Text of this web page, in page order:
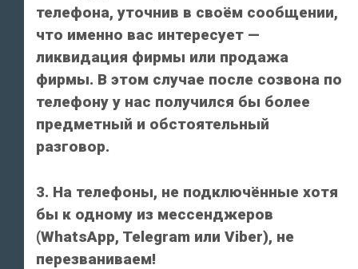
телефона, уточнив в своём сообщении,
что именно вас интересует —
ликвидация фирмы или продажа
фирмы. В этом случае после созвона по
телефону у нас получился бы более
предметный и обстоятельный
разговор.
3. На телефоны, не подключённые хотя
бы к одному из мессенджеров
(WhatsApp, Telegram или Viber), не
перезваниваем!